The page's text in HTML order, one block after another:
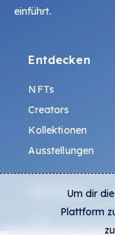
einführt.
Entdecken
NFTs
Creators
Kollektionen
Ausstellungen
Allgemein
Um dir
Plattform